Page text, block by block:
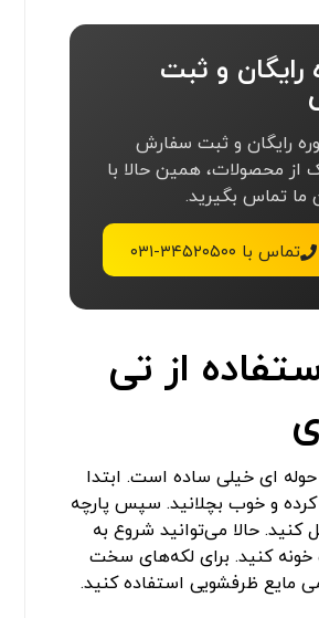
رایگان و ثبت
رایگان و ثبت سفارش
از محصولات، همین حالا با
ما تماس بگیرید.
تماس با ۳۴۵۲۰۵۰۰-۰۳۱
از تی
حوله ای خیلی ساده است. ابتدا
و خوب بچلانید. سپس پارچه
کنید. حالا می‌توانید شروع به
کنید. برای لکه‌های سخت
مایع ظرفشویی استفاده کنید.